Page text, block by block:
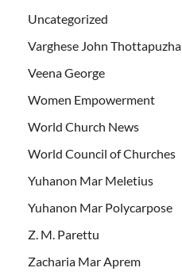
Uncategorized
Varghese John Thottapuzha
Veena George
Women Empowerment
World Church News
World Council of Churches
Yuhanon Mar Meletius
Yuhanon Mar Polycarpose
Z. M. Parettu
Zacharia Mar Aprem